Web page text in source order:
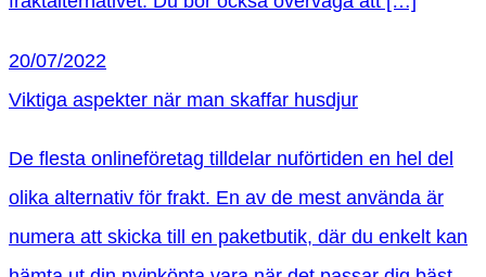
20/07/2022
Viktiga aspekter när man skaffar husdjur
De flesta onlineföretag tilldelar nuförtiden en hel del
olika alternativ för frakt. En av de mest använda är
numera att skicka till en paketbutik, där du enkelt kan